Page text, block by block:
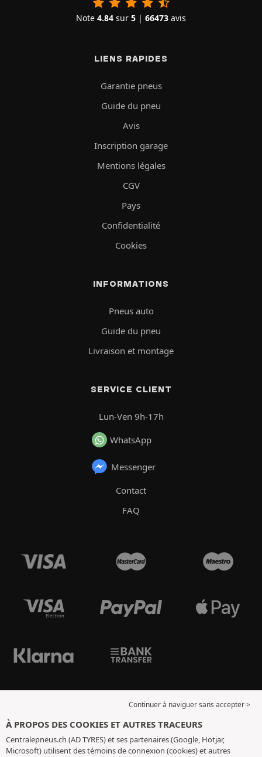
Note 4.84 sur 5 | 66473 avis
LIENS RAPIDES
Garantie pneus
Guide du pneu
Avis
Inscription garage
Mentions légales
CGV
Pays
Confidentialité
Cookies
INFORMATIONS
Pneus auto
Guide du pneu
Livraison et montage
SERVICE CLIENT
Lun-Ven 9h-17h
WhatsApp
Messenger
Contact
FAQ
Continuer à naviguer sans accepter >
À PROPOS DES COOKIES ET AUTRES TRACEURS
Centralepneus.ch (AD TYRES) et ses partenaires (Google, Hotjar,
Microsoft) utilisent des témoins de connexion (cookies) et autres